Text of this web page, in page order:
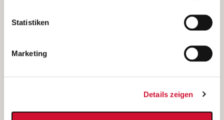
unsererDatenschutzerklärung
Statistiken
Marketing
Details zeigen
(Ein Tochterunternehmen des AWO Bezirksverbandes Unterfranken
e.V.)
Bewerbung als Altenpflegehelfer*in